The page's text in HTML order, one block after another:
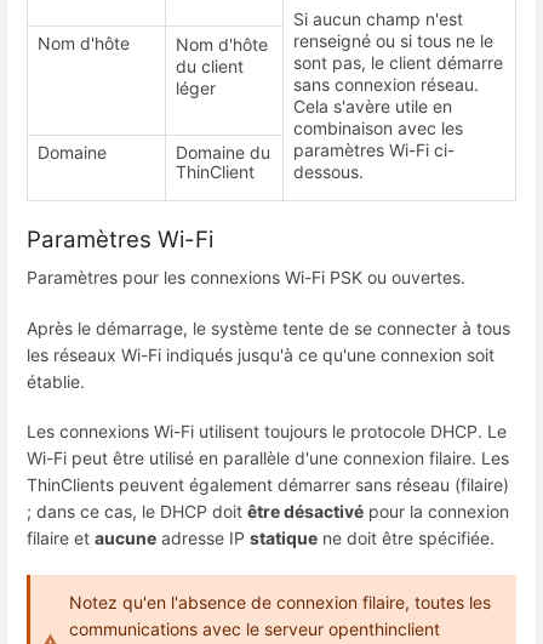
Si aucun champ n'est
renseigné ou si tous ne le
sont pas, le client démarre
sans connexion réseau.
Cela s'avère utile en
combinaison avec les
paramètres Wi-Fi ci-
dessous.
Nom d'hôte
Nom d'hôte
du client
léger
Domaine
Domaine du
ThinClient
Paramètres Wi-Fi
Paramètres pour les connexions Wi-Fi PSK ou ouvertes.
Après le démarrage, le système tente de se connecter à tous
les réseaux Wi-Fi indiqués jusqu'à ce qu'une connexion soit
établie.
Les connexions Wi-Fi utilisent toujours le protocole DHCP. Le
Wi-Fi peut être utilisé en parallèle d'une connexion filaire. Les
ThinClients peuvent également démarrer sans réseau (filaire)
; dans ce cas, le DHCP doit être désactivé pour la connexion
filaire et aucune adresse IP statique ne doit être spécifiée.
Notez qu'en l'absence de connexion filaire, toutes les
communications avec le serveur openthinclient